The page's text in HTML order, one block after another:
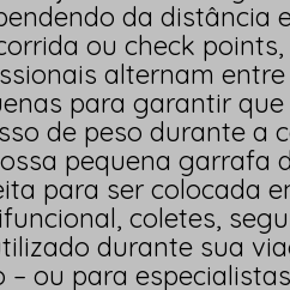
da distância
ou check
alternam
para garantir
de peso durante a
pequena garrafa
para ser colocada
coletes,
durante sua
– ou para